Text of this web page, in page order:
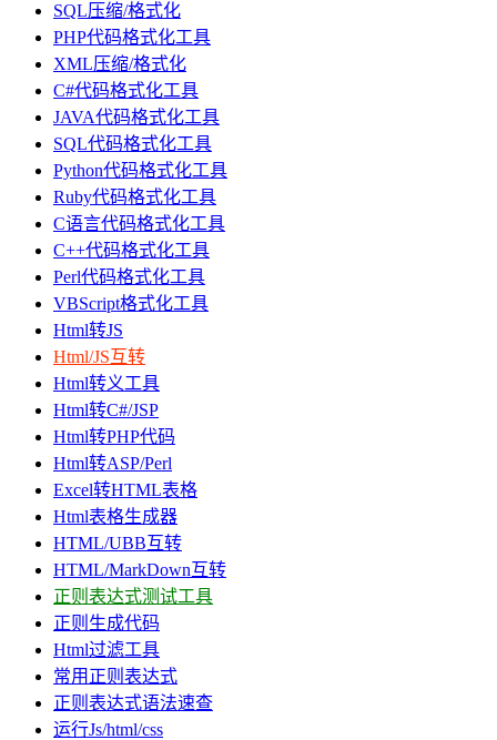
SQL压缩/格式化
PHP代码格式化工具
XML压缩/格式化
C#代码格式化工具
JAVA代码格式化工具
SQL代码格式化工具
Python代码格式化工具
Ruby代码格式化工具
C语言代码格式化工具
C++代码格式化工具
Perl代码格式化工具
VBScript格式化工具
Html转JS
Html/JS互转
Html转义工具
Html转C#/JSP
Html转PHP代码
Html转ASP/Perl
Excel转HTML表格
Html表格生成器
HTML/UBB互转
HTML/MarkDown互转
正则表达式测试工具
正则生成代码
Html过滤工具
常用正则表达式
正则表达式语法速查
运行Js/html/css